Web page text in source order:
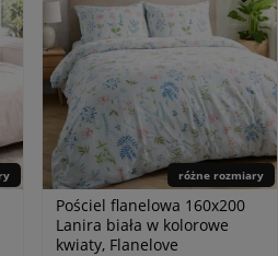
różne rozmiary
Pościel flanelowa 160x200
Lanira biała w kolorowe
kwiaty, Flanelove